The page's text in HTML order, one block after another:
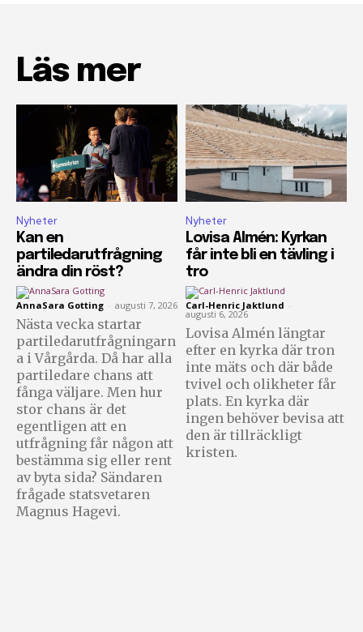
Läs mer
Nyheter
Kan en
partiledarutfrågning
ändra din röst?
AnnaSara Gotting - augusti 7, 2026
Nästa vecka startar
partiledarutfrågningarn
a i Vårgårda. Då har alla
partiledare chans att
fånga väljare. Men hur
stor chans är det
egentligen att en
utfrågning får någon att
bestämma sig eller rent
av byta sida? Sändaren
frågade statsvetaren
Magnus Hagevi.
Nyheter
Lovisa Almén: Kyrkan
får inte bli en tävling i
tro
Carl-Henric Jaktlund -
augusti 6, 2026
Lovisa Almén längtar
efter en kyrka där tron
inte mäts och där både
tvivel och olikheter får
plats. En kyrka där
ingen behöver bevisa att
den är tillräckligt
kristen.